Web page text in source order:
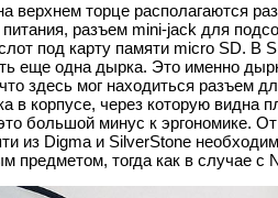
верхнем торце располагаются
разъем mini-jack для
под карту памяти micro SD. В
еще одна дырка. Это именно
здесь мог находиться разъем
в корпусе, через которую видна
большой минус к эргономике.
из Digma и SilverStone
предметом, тогда как в случае с